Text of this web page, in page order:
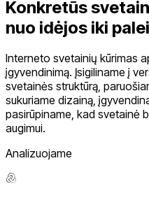
Konkretūs
nuo idėjos iki
Interneto svetainių kūrimas
įgyvendinimą. Įsigiliname į
svetainės struktūrą,
sukuriame dizainą,
pasirūpiname, kad svetainė
augimui.
Analizuojame